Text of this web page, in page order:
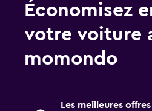
Économisez
votre voiture
momondo
Les meilleures